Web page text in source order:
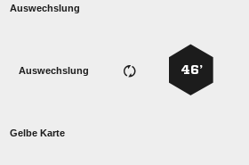
Auswechslung
46’
Auswechslung
Gelbe Karte